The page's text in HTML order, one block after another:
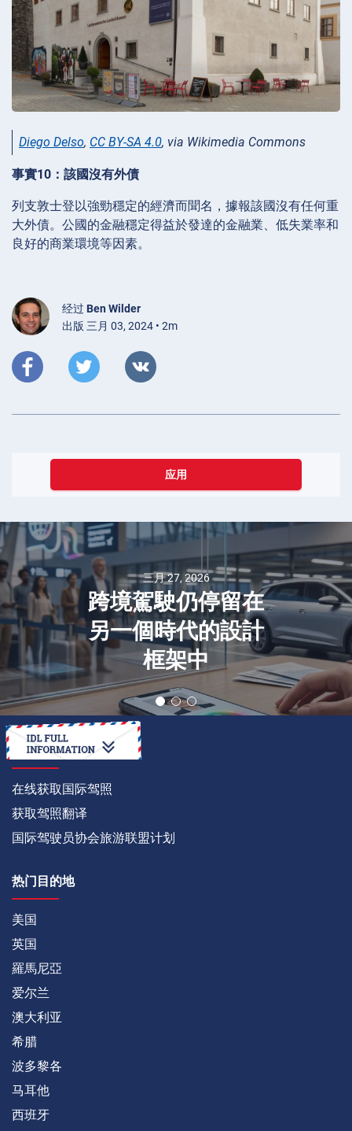
Diego Delso, CC BY-SA 4.0, via Wikimedia Commons
事實10：該國沒有外債
列支敦士登以強勁穩定的經濟而聞名，據報該國沒有任何重
大外債。公國的金融穩定得益於發達的金融業、低失業率和
良好的商業環境等因素。
经过 Ben Wilder
出版 三月 03, 2024 • 2m
应用
三月 27, 2026
跨境駕駛仍停留在
另一個時代的設計
框架中
如何
在线获取国际驾照
获取驾照翻译
国际驾驶员协会旅游联盟计划
热门目的地
美国
英国
羅馬尼亞
爱尔兰
澳大利亚
希腊
波多黎各
马耳他
西班牙